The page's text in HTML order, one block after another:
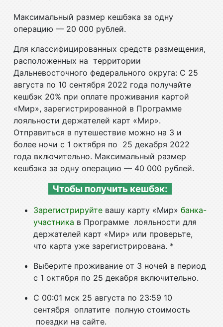
Максимальный размер кешбэка за одну
операцию — 20 000 рублей.
Для классифицированных средств размещения,
расположенных на территории
Дальневосточного федерального округа: С 25
августа по 10 сентября 2022 года получайте
кешбэк 20% при оплате проживания картой
«Мир», зарегистрированной в Программе
лояльности держателей карт «Мир».
Отправиться в путешествие можно на 3 и
более ночи с 1 октября по 25 декабря 2022
года включительно. Максимальный размер
кешбэка за одну операцию — 40 000 рублей.
Чтобы получить кешбэк:
Зарегистрируйте вашу карту «Мир» банка-
участника в Программе лояльности для
держателей карт «Мир» или проверьте,
что карта уже зарегистрирована. *
Выберите проживание от 3 ночей в период
с 1 октября по 25 декабря включительно.
С 00:01 мск 25 августа по 23:59 10
сентября оплатите полную стоимость
поездки на сайте.